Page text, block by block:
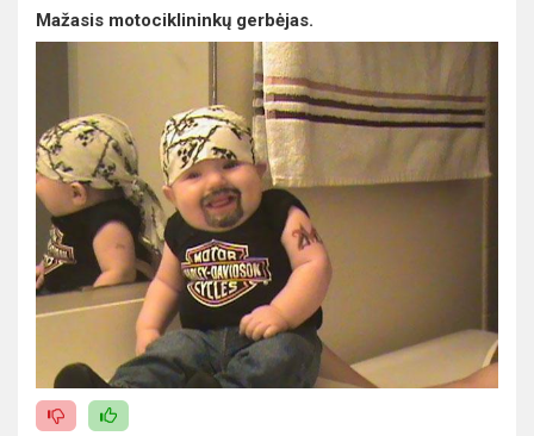
Mažasis motociklininkų gerbėjas.